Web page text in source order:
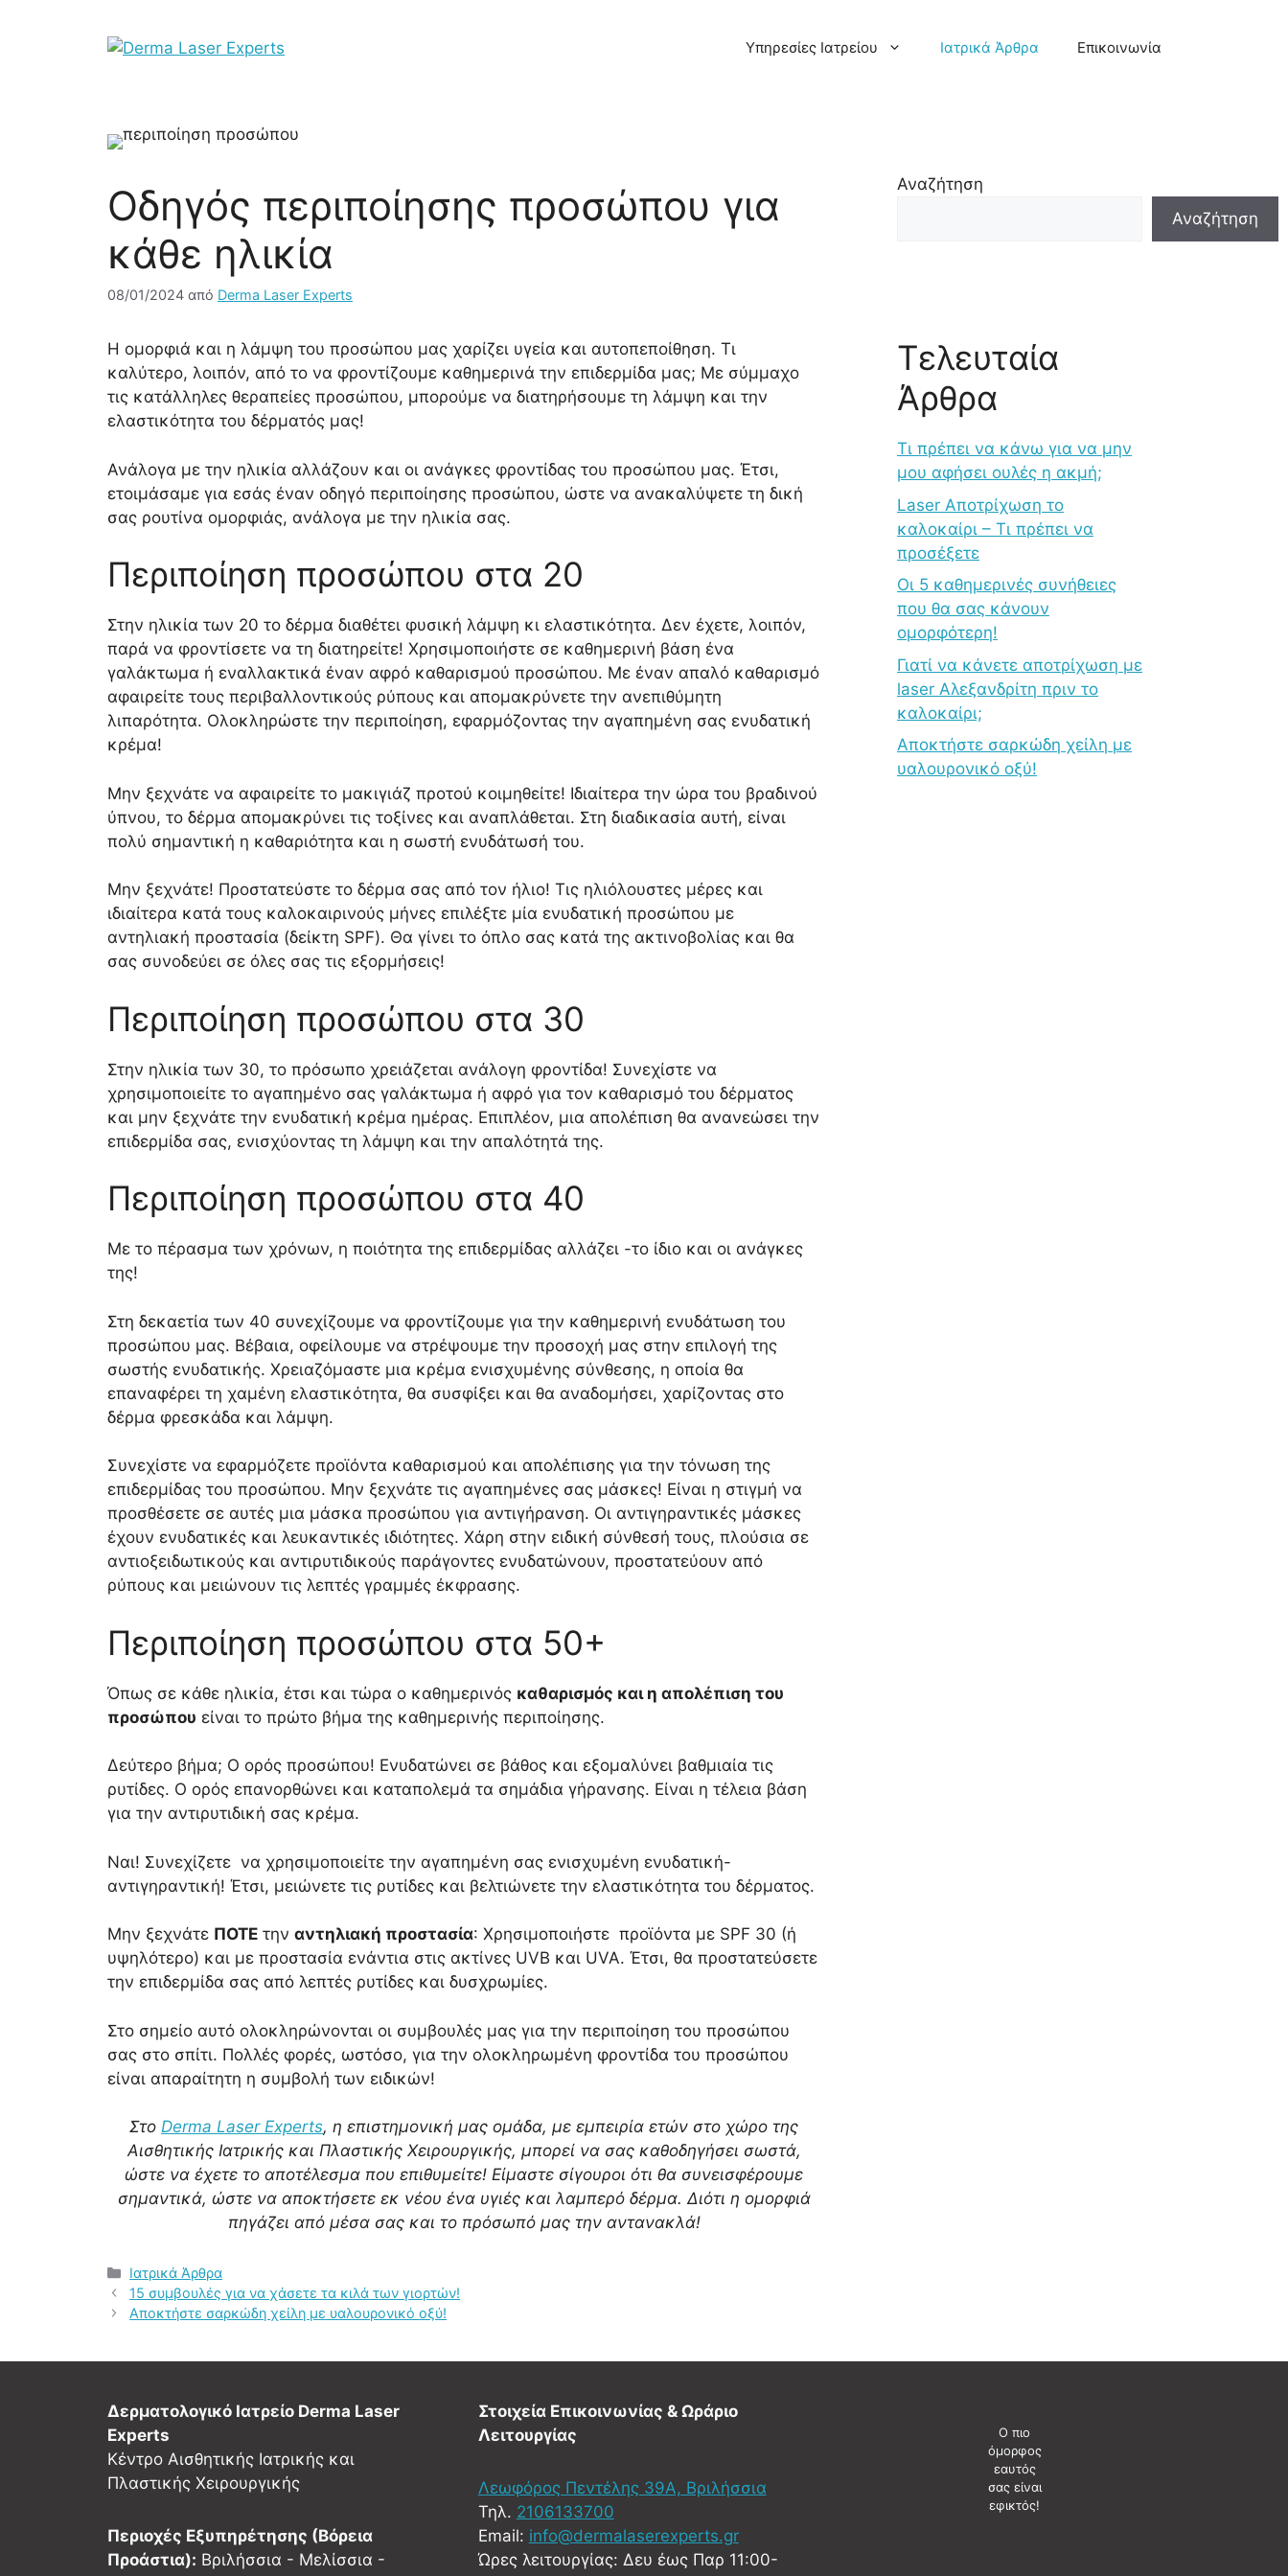
Υπηρεσίες Ιατρείου Ιατρικά Άρθρα Επικοινωνία
Οδηγός περιποίησης προσώπου για
κάθε ηλικία
08/01/2024 από Derma Laser Experts
Η ομορφιά και η λάμψη του προσώπου μας χαρίζει υγεία και αυτοπεποίθηση. Τι
καλύτερο, λοιπόν, από το να φροντίζουμε καθημερινά την επιδερμίδα μας; Με σύμμαχο
τις κατάλληλες θεραπείες προσώπου, μπορούμε να διατηρήσουμε τη λάμψη και την
ελαστικότητα του δέρματός μας!
Ανάλογα με την ηλικία αλλάζουν και οι ανάγκες φροντίδας του προσώπου μας. Έτσι,
ετοιμάσαμε για εσάς έναν οδηγό περιποίησης προσώπου, ώστε να ανακαλύψετε τη δική
σας ρουτίνα ομορφιάς, ανάλογα με την ηλικία σας.
Περιποίηση προσώπου στα 20
Στην ηλικία των 20 το δέρμα διαθέτει φυσική λάμψη κι ελαστικότητα. Δεν έχετε, λοιπόν,
παρά να φροντίσετε να τη διατηρείτε! Χρησιμοποιήστε σε καθημερινή βάση ένα
γαλάκτωμα ή εναλλακτικά έναν αφρό καθαρισμού προσώπου. Με έναν απαλό καθαρισμό
αφαιρείτε τους περιβαλλοντικούς ρύπους και απομακρύνετε την ανεπιθύμητη
λιπαρότητα. Ολοκληρώστε την περιποίηση, εφαρμόζοντας την αγαπημένη σας ενυδατική
κρέμα!
Μην ξεχνάτε να αφαιρείτε το μακιγιάζ προτού κοιμηθείτε! Ιδιαίτερα την ώρα του βραδινού
ύπνου, το δέρμα απομακρύνει τις τοξίνες και αναπλάθεται. Στη διαδικασία αυτή, είναι
πολύ σημαντική η καθαριότητα και η σωστή ενυδάτωσή του.
Μην ξεχνάτε! Προστατεύστε το δέρμα σας από τον ήλιο! Τις ηλιόλουστες μέρες και
ιδιαίτερα κατά τους καλοκαιρινούς μήνες επιλέξτε μία ενυδατική προσώπου με
αντηλιακή προστασία (δείκτη SPF). Θα γίνει το όπλο σας κατά της ακτινοβολίας και θα
σας συνοδεύει σε όλες σας τις εξορμήσεις!
Περιποίηση προσώπου στα 30
Στην ηλικία των 30, το πρόσωπο χρειάζεται ανάλογη φροντίδα! Συνεχίστε να
χρησιμοποιείτε το αγαπημένο σας γαλάκτωμα ή αφρό για τον καθαρισμό του δέρματος
και μην ξεχνάτε την ενυδατική κρέμα ημέρας. Επιπλέον, μια απολέπιση θα ανανεώσει την
επιδερμίδα σας, ενισχύοντας τη λάμψη και την απαλότητά της.
Περιποίηση προσώπου στα 40
Με το πέρασμα των χρόνων, η ποιότητα της επιδερμίδας αλλάζει -το ίδιο και οι ανάγκες
της!
Στη δεκαετία των 40 συνεχίζουμε να φροντίζουμε για την καθημερινή ενυδάτωση του
προσώπου μας. Βέβαια, οφείλουμε να στρέψουμε την προσοχή μας στην επιλογή της
σωστής ενυδατικής. Χρειαζόμαστε μια κρέμα ενισχυμένης σύνθεσης, η οποία θα
επαναφέρει τη χαμένη ελαστικότητα, θα συσφίξει και θα αναδομήσει, χαρίζοντας στο
δέρμα φρεσκάδα και λάμψη.
Συνεχίστε να εφαρμόζετε προϊόντα καθαρισμού και απολέπισης για την τόνωση της
επιδερμίδας του προσώπου. Μην ξεχνάτε τις αγαπημένες σας μάσκες! Είναι η στιγμή να
προσθέσετε σε αυτές μια μάσκα προσώπου για αντιγήρανση. Οι αντιγηραντικές μάσκες
έχουν ενυδατικές και λευκαντικές ιδιότητες. Χάρη στην ειδική σύνθεσή τους, πλούσια σε
αντιοξειδωτικούς και αντιρυτιδικούς παράγοντες ενυδατώνουν, προστατεύουν από
ρύπους και μειώνουν τις λεπτές γραμμές έκφρασης.
Περιποίηση προσώπου στα 50+
Όπως σε κάθε ηλικία, έτσι και τώρα ο καθημερινός καθαρισμός και η απολέπιση του
προσώπου είναι το πρώτο βήμα της καθημερινής περιποίησης.
Δεύτερο βήμα; Ο ορός προσώπου! Ενυδατώνει σε βάθος και εξομαλύνει βαθμιαία τις
ρυτίδες. Ο ορός επανορθώνει και καταπολεμά τα σημάδια γήρανσης. Είναι η τέλεια βάση
για την αντιρυτιδική σας κρέμα.
Ναι! Συνεχίζετε να χρησιμοποιείτε την αγαπημένη σας ενισχυμένη ενυδατική-
αντιγηραντική! Έτσι, μειώνετε τις ρυτίδες και βελτιώνετε την ελαστικότητα του δέρματος.
Μην ξεχνάτε ΠΟΤΕ την αντηλιακή προστασία: Χρησιμοποιήστε προϊόντα με SPF 30 (ή
υψηλότερο) και με προστασία ενάντια στις ακτίνες UVB και UVA. Έτσι, θα προστατεύσετε
την επιδερμίδα σας από λεπτές ρυτίδες και δυσχρωμίες.
Στο σημείο αυτό ολοκληρώνονται οι συμβουλές μας για την περιποίηση του προσώπου
σας στο σπίτι. Πολλές φορές, ωστόσο, για την ολοκληρωμένη φροντίδα του προσώπου
είναι απαραίτητη η συμβολή των ειδικών!
Στο Derma Laser Experts, η επιστημονική μας ομάδα, με εμπειρία ετών στο χώρο της
Αισθητικής Ιατρικής και Πλαστικής Χειρουργικής, μπορεί να σας καθοδηγήσει σωστά,
ώστε να έχετε το αποτέλεσμα που επιθυμείτε! Είμαστε σίγουροι ότι θα συνεισφέρουμε
σημαντικά, ώστε να αποκτήσετε εκ νέου ένα υγιές και λαμπερό δέρμα. Διότι η ομορφιά
πηγάζει από μέσα σας και το πρόσωπό μας την αντανακλά!
Κατηγορίες
Ιατρικά Άρθρα
Πλοήγηση
άρθρων
15 συμβουλές για να χάσετε τα κιλά των γιορτών!
Αποκτήστε σαρκώδη χείλη με υαλουρονικό οξύ!
Αναζήτηση
Αναζήτηση
Τελευταία
Άρθρα
Τι πρέπει να κάνω για να μην
μου αφήσει ουλές η ακμή;
Laser Αποτρίχωση το
καλοκαίρι – Τι πρέπει να
προσέξετε
Οι 5 καθημερινές συνήθειες
που θα σας κάνουν
ομορφότερη!
Γιατί να κάνετε αποτρίχωση με
laser Αλεξανδρίτη πριν το
καλοκαίρι;
Αποκτήστε σαρκώδη χείλη με
υαλουρονικό οξύ!
Δερματολογικό Ιατρείο Derma Laser
Experts
Κέντρο Αισθητικής Ιατρικής και
Πλαστικής Χειρουργικής
Περιοχές Εξυπηρέτησης (Βόρεια
Προάστια): Βριλήσσια - Μελίσσια -
Στοιχεία Επικοινωνίας & Ωράριο
Λειτουργίας
Λεωφόρος Πεντέλης 39Α, Βριλήσσια
Τηλ. 2106133700
Email: info@dermalaserexperts.gr
Ώρες λειτουργίας: Δευ έως Παρ 11:00-
Ο πιο
όμορφος
εαυτός
σας είναι
εφικτός!